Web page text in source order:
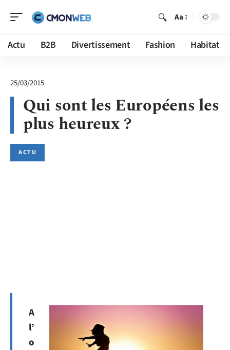
Aa
Actu B2B Divertissement Fashion Habitat
25/03/2015
Qui sont les Européens les
plus heureux ?
ACTU
A
l’
o